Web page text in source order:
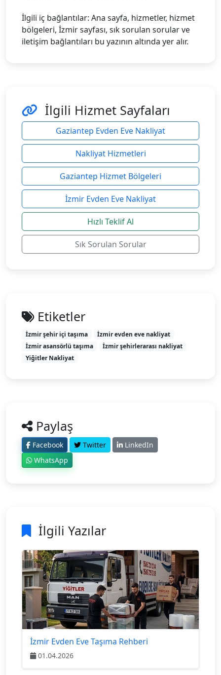
İlgili iç bağlantılar: Ana sayfa, hizmetler, hizmet
bölgeleri, İzmir sayfası, sık sorulan sorular ve
iletişim bağlantıları bu yazının altında yer alır.
İlgili Hizmet Sayfaları
Gaziantep Evden Eve Nakliyat
Nakliyat Hizmetleri
Gaziantep Hizmet Bölgeleri
İzmir Evden Eve Nakliyat
Hızlı Teklif Al
Sık Sorulan Sorular
Etiketler
İzmir şehir içi taşıma
İzmir evden eve nakliyat
İzmir asansörlü taşıma
İzmir şehirlerarası nakliyat
Yiğitler Nakliyat
Paylaş
Facebook Twitter
LinkedIn
WhatsApp
İlgili Yazılar
İzmir Evden Eve Taşıma Rehberi
01.04.2026